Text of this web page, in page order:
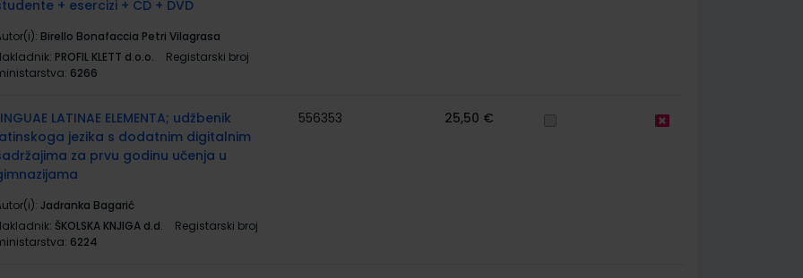
+ esercizi + CD + DVD
Birello Bonafaccia Petri Vilagrasa
PROFIL KLETT d.o.o.
Registarski broj
6266
LATINAE ELEMENTA; udžbenik
jezika s dodatnim digitalnim
za prvu godinu učenja u
Jadranka Bagarić
ŠKOLSKA KNJIGA d.d.
Registarski broj
6224
556353 25,50 €